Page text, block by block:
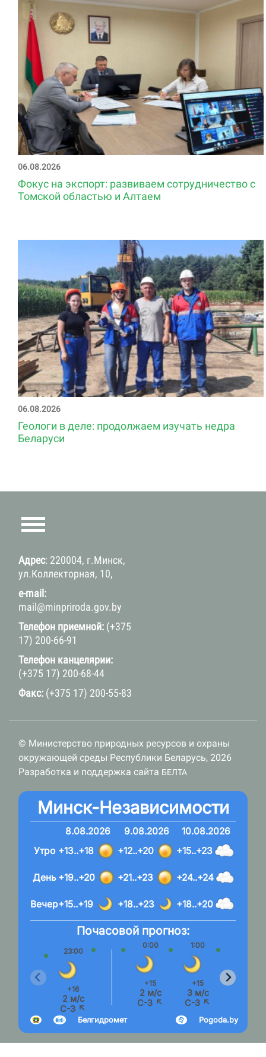
06.08.2026
Фокус на экспорт: развиваем сотрудничество с
Томской областью и Алтаем
06.08.2026
Геологи в деле: продолжаем изучать недра
Беларуси
Адрес: 220004, г.Минск,
ул.Коллекторная, 10,
e-mail:
mail@minpriroda.gov.by
Телефон приемной: (+375
17) 200-66-91
Телефон канцелярии:
(+375 17) 200-68-44
Факс: (+375 17) 200-55-83
© Министерство природных ресурсов и охраны
окружающей среды Республики Беларусь, 2026
Разработка и поддержка сайта БЕЛТА
Минск-Независимости
8.08.2026
+13..+18
+19..+20
+15..+19
9.08.2026
+12..+20
+21..+23
+18..+23
10.08.2026
+15..+23
+24..+24
+18..+20
Вечер
День
Утро
Почасовой прогноз:
23:00
+16
2 м/с
С-З ↖
0:00
+15
2 м/с
С-З ↖
1:00
+15
3 м/с
С-З ↖
Pogoda.by
Белгидромет